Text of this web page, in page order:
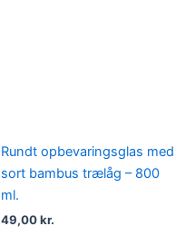
Rundt opbevaringsglas med
sort bambus trælåg – 800
ml.
49,00kr.